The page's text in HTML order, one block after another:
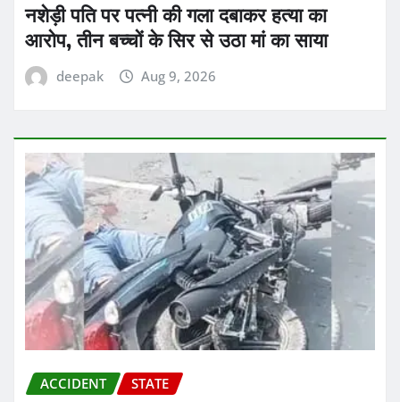
नशेड़ी पति पर पत्नी की गला दबाकर हत्या का
आरोप, तीन बच्चों के सिर से उठा मां का साया
deepak Aug 9, 2026
ACCIDENT STATE